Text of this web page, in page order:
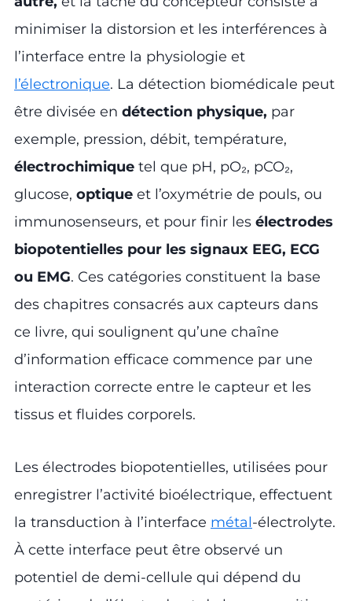
minimiser la distorsion et les interférences à
l’interface entre la physiologie et
l’électronique. La détection biomédicale peut
être divisée en détection physique, par
exemple, pression, débit, température,
électrochimique tel que pH, pO₂, pCO₂,
glucose, optique et l’oxymétrie de pouls, ou
immunosenseurs, et pour finir les électrodes
biopotentielles pour les signaux EEG, ECG
ou EMG. Ces catégories constituent la base
des chapitres consacrés aux capteurs dans
ce livre, qui soulignent qu’une chaîne
d’information efficace commence par une
interaction correcte entre le capteur et les
tissus et fluides corporels.
Les électrodes biopotentielles, utilisées pour
enregistrer l’activité bioélectrique, effectuent
la transduction à l’interface métal-électrolyte.
À cette interface peut être observé un
potentiel de demi-cellule qui dépend du